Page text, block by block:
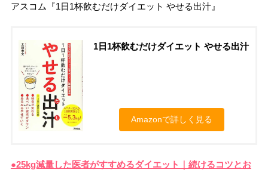
アスコム『1日1杯飲むだけダイエット やせる出汁』
1日1杯飲むだけダイエット やせる出汁
Amazonで詳しく見る
●25kg減量した医者がすすめるダイエット｜続けるコツとお